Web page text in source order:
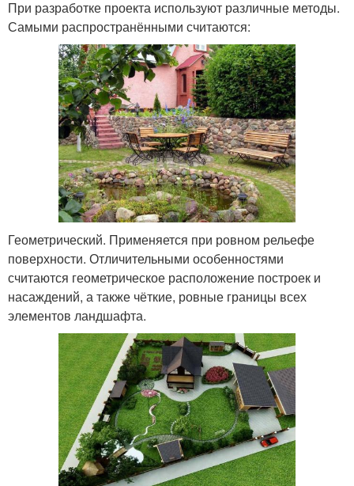
При разработке проекта используют различные методы.
Самыми распространёнными считаются:
Геометрический. Применяется при ровном рельефе
поверхности. Отличительными особенностями
считаются геометрическое расположение построек и
насаждений, а также чёткие, ровные границы всех
элементов ландшафта.